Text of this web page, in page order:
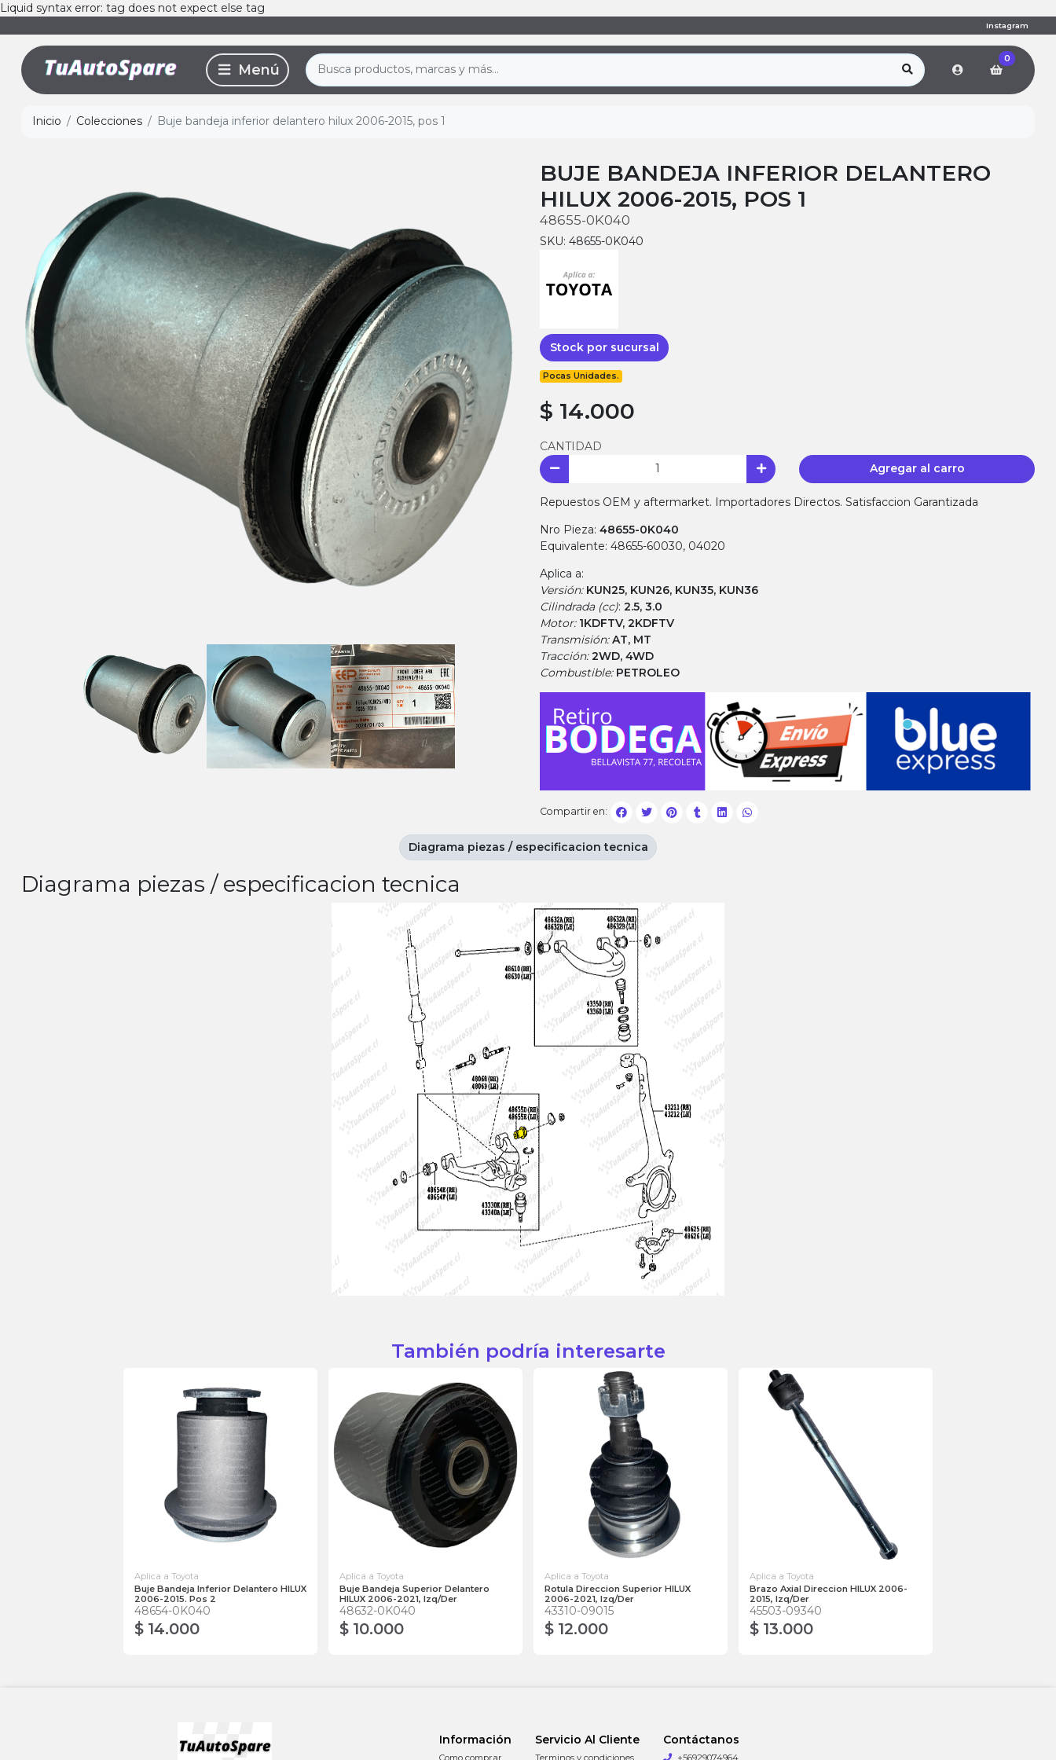
Liquid syntax error: tag does not expect else tag
Instagram
0
Inicio Colecciones Buje bandeja inferior delantero hilux 2006-2015, pos 1
BUJE BANDEJA INFERIOR DELANTERO
HILUX 2006-2015, POS 1
48655-0K040
SKU: 48655-0K040
Stock por sucursal
Pocas Unidades.
$ 14.000
CANTIDAD
Agregar al carro
Repuestos OEM y aftermarket. Importadores Directos. Satisfaccion Garantizada
Nro Pieza: 48655-0K040
Equivalente: 48655-60030, 04020
Aplica a:
Versión: KUN25, KUN26, KUN35, KUN36
Cilindrada (cc): 2.5, 3.0
Motor: 1KDFTV, 2KDFTV
Transmisión:AT, MT
Tracción:2WD, 4WD
Combustible: PETROLEO
Compartir en:
Diagrama piezas / especificacion tecnica
Diagrama piezas / especificacion tecnica
También podría interesarte
Aplica a Toyota
Buje Bandeja Inferior Delantero HILUX
2006-2015. Pos 2
48654-0K040
$ 14.000
Aplica a Toyota
Buje Bandeja Superior Delantero
HILUX 2006-2021, Izq/Der
48632-0K040
$ 10.000
Aplica a Toyota
Rotula Direccion Superior HILUX
2006-2021, Izq/Der
43310-09015
$ 12.000
Aplica a Toyota
Brazo Axial Direccion HILUX 2006-
2015, Izq/Der
45503-09340
$ 13.000
Información
Como comprar
Servicio Al Cliente
Terminos y condiciones
Contáctanos
+56929074964